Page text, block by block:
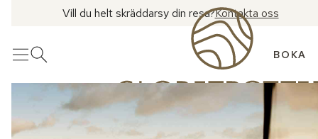
Vill du helt skräddarsy din resa?Kontakta oss
MenyÖppna sök BOKA